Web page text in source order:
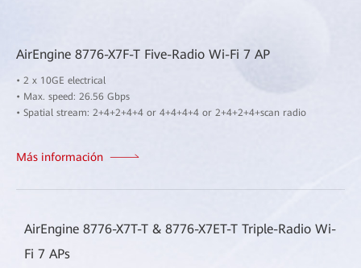
AirEngine 8776-X7F-T Five-Radio Wi-Fi 7 AP
• 2 x 10GE electrical
• Max. speed: 26.56 Gbps
• Spatial stream: 2+4+2+4+4 or 4+4+4+4 or 2+4+2+4+scan radio
Más información
AirEngine 8776-X7T-T & 8776-X7ET-T Triple-Radio Wi-
Fi 7 APs